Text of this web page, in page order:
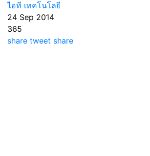
ไอที เทคโนโลยี
24 Sep 2014
365
share tweet share